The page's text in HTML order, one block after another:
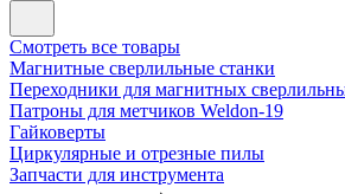
Смотреть все товары
Магнитные сверлильные станки
Переходники для магнитных
Патроны для метчиков Weldon-19
Гайковерты
Циркулярные и отрезные пилы
Запчасти для инструмента